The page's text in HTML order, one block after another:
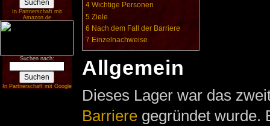
In Partnerschaft mit
Amazon.de
Suchen nach:
In Partnerschaft mit Google
4 Wichtige Personen
5 Ziele
6 Nach dem Fall der Barriere
7 Einzelnachweise
Allgemein
Dieses Lager war das
Barrieregegründet wurde.